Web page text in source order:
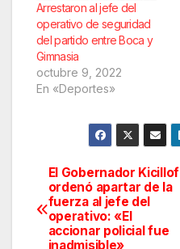
Arrestaron al jefe del
operativo de seguridad
del partido entre Boca y
Gimnasia
octubre 9, 2022
En «Deportes»
Navegación
de
El Gobernador Kicillof
ordenó apartar de la
fuerza al jefe del
operativo: «El
accionar policial fue
inadmisible»